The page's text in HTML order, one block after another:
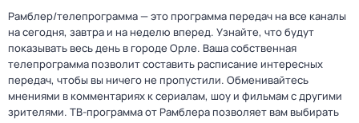
Рамблер/телепрограмма — это программа передач на все каналы
на сегодня, завтра и на неделю вперед. Узнайте, что будут
показывать весь день в городе Орле. Ваша собственная
телепрограмма позволит составить расписание интересных
передач, чтобы вы ничего не пропустили. Обменивайтесь
мнениями в комментариях к сериалам, шоу и фильмам с другими
зрителями. ТВ-программа от Рамблера позволяет вам выбирать